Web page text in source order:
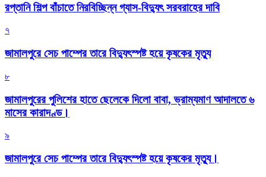
রপ্তানি শিল্প বাঁচাতে নিরবিচ্ছিন্ন গ্যাস-বিদ্যুৎ সরবরাহের দাবি
৭
জামালপুরে সেচ পাম্পের তারে বিদ্যুৎস্পষ্ট হয়ে কৃষকের মৃত্যু
৮
জামালপুরের পুলিশের হাতে ছেলেকে দিলো বাবা, ভ্রাম্যমাণ আদালতে ৬
মাসের কারাদণ্ড।
৯
জামালপুরে সেচ পাম্পের তারে বিদ্যুৎস্পষ্ট হয়ে কৃষকের মৃত্যু।